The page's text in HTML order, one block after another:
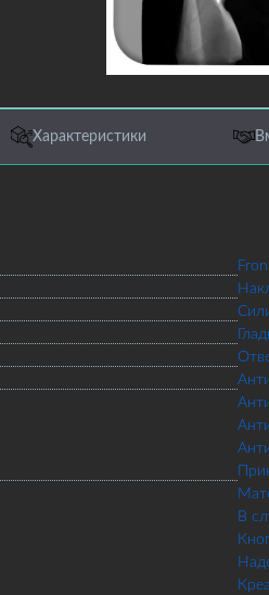
Характеристики
В